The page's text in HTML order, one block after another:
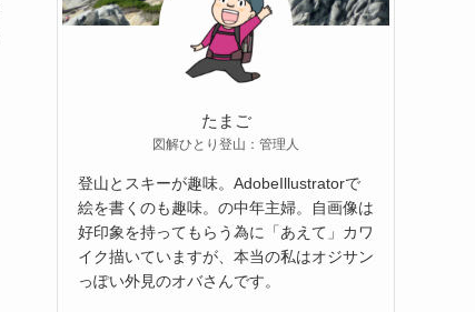
たまご
図解ひとり登山：管理人
登山とスキーが趣味。AdobeIllustratorで
絵を書くのも趣味。の中年主婦。自画像は
好印象を持ってもらう為に「あえて」カワ
イク描いていますが、本当の私はオジサン
っぽい外見のオバさんです。